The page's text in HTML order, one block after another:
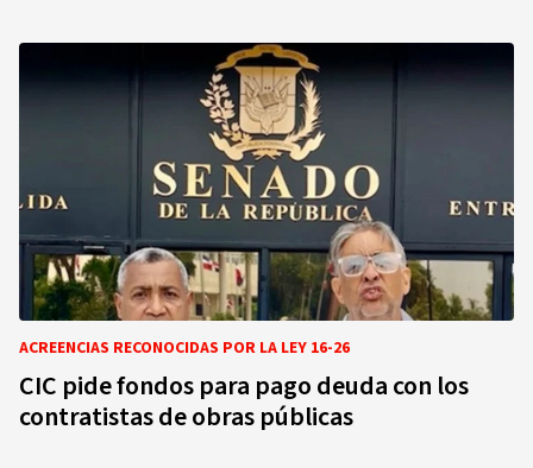
ACREENCIAS RECONOCIDAS POR LA LEY 16-26
CIC pide fondos para pago deuda con los
contratistas de obras públicas